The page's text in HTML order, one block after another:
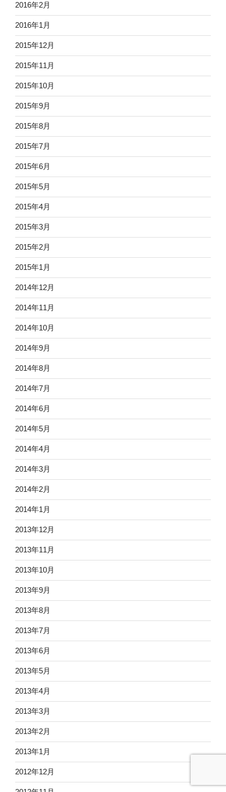
2016年2月
2016年1月
2015年12月
2015年11月
2015年10月
2015年9月
2015年8月
2015年7月
2015年6月
2015年5月
2015年4月
2015年3月
2015年2月
2015年1月
2014年12月
2014年11月
2014年10月
2014年9月
2014年8月
2014年7月
2014年6月
2014年5月
2014年4月
2014年3月
2014年2月
2014年1月
2013年12月
2013年11月
2013年10月
2013年9月
2013年8月
2013年7月
2013年6月
2013年5月
2013年4月
2013年3月
2013年2月
2013年1月
2012年12月